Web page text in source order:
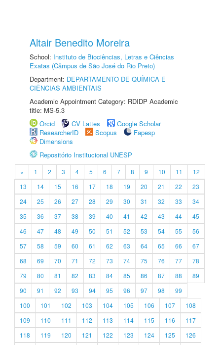
Altair Benedito Moreira
School: Instituto de Biociências, Letras e Ciências
Exatas (Câmpus de São José do Rio Preto)
Department: DEPARTAMENTO DE QUÍMICA E
CIÊNCIAS AMBIENTAIS
Academic Appointment Category: RDIDP Academic
title: MS-5.3
Orcid
CV Lattes
Google Scholar
ResearcherID
Scopus
Fapesp
Dimensions
Repositório Institucional UNESP
« 1 2 3 4 5 6 7 8 9 10 11
12
13
14 15 16 17 18 19 20 21 22
23
24
25 26 27 28 29 30 31 32 33
34
35
36 37 38 39 40 41 42 43 44
45
46
47 48 49 50 51 52 53 54 55
56
57
58 59 60 61 62 63 64 65 66
67
68
69 70 71 72 73 74 75 76 77
78
79
80 81 82 83 84 85 86 87 88
89
90
91 92 93 94 95 96 97 98
99
100
101 102 103 104 105 106 107
108
109
110 111 112 113 114 115 116
117
118
119 120 121 122 123 124 125
126